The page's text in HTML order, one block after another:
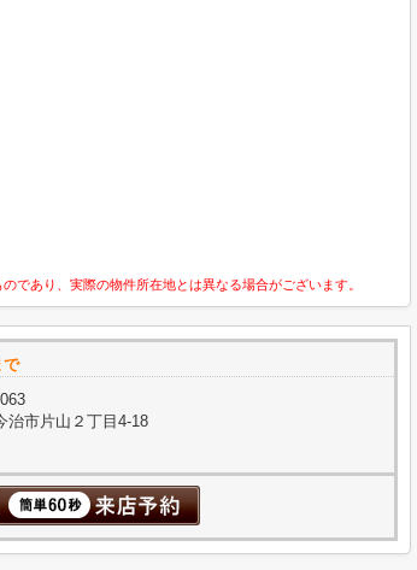
であり、実際の物件所在地とは異なる場合がございます。
で
治市片山２丁目4-18